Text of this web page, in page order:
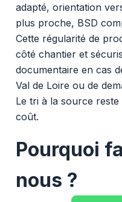
adapté, orientation
plus proche, BSD
Cette régularité de
côté chantier et
documentaire en cas
Val de Loire ou de
Le tri à la source
coût.
Pourquoi
nous ?